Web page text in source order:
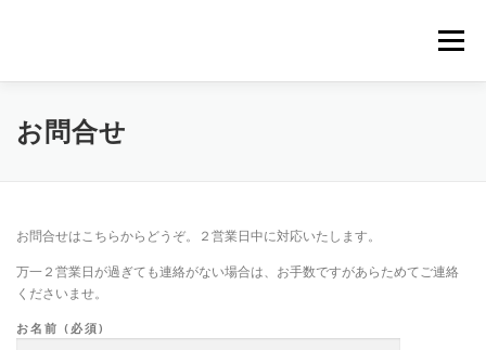
メニュー
｜HOME｜
お問合せ
お問合せはこちらからどうぞ。２営業日中に対応いたします。
万一２営業日が過ぎても連絡がない場合は、お手数ですがあらためてご連絡
くださいませ。
お名前 (必須)